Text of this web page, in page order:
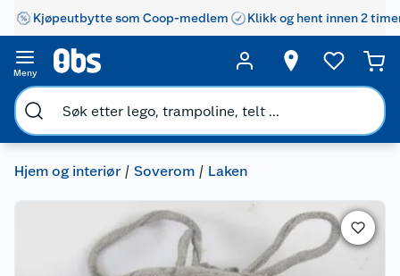
Kjøpeutbytte som Coop-medlem Klikk og hent innen 2
Meny
Hjem og interiør Soverom Laken